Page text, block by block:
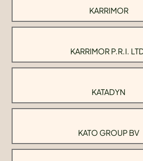
KARRIMOR
KARRIMOR P.R.I.
KATADYN
KATO GROUP BV